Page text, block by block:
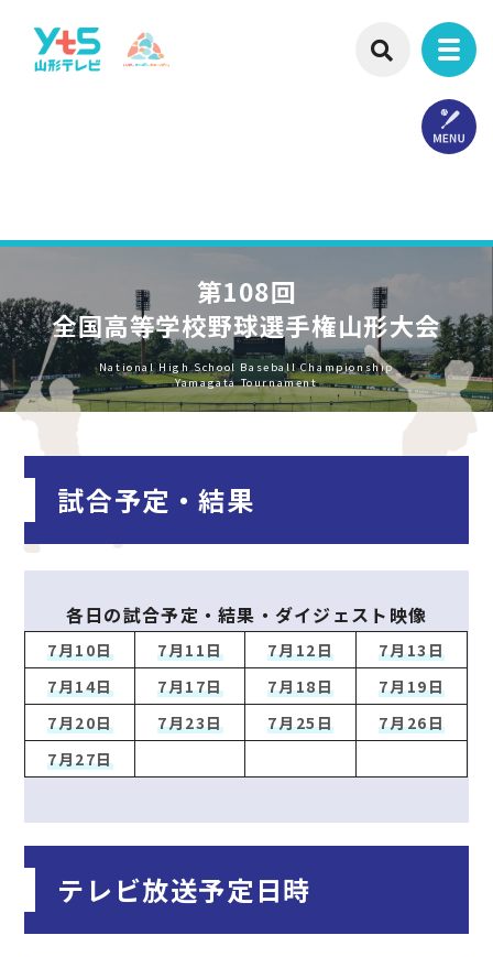
第108回
全国高等学校野球選手権山形大会
National High School Baseball Championship
Yamagata Tournament
試合予定・結果
各日の試合予定・結果・ダイジェスト映像
7月10日 7月11日 7月12日
7月13日
7月14日
7月17日 7月18日
7月19日
7月20日
7月23日 7月25日
7月26日
7月27日
テレビ放送予定日時